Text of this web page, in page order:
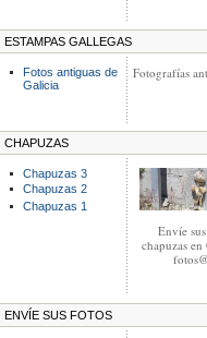
ESTAMPAS GALLEGAS
Fotografías
Fotos antiguas de
Galicia
CHAPUZAS
Envíe
chapuzas en
Chapuzas 3
Chapuzas 2
Chapuzas 1
ENVÍE SUS FOTOS